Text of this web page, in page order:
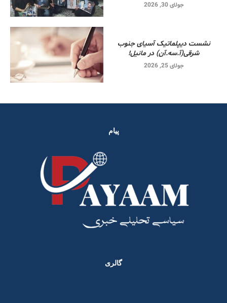
جولای 30, 2026
نشست دیپلماتیک آسیای جنوب
شرقی‌(آ.سه.آن) در مانیل!
جولای 25, 2026
پیام
گالری